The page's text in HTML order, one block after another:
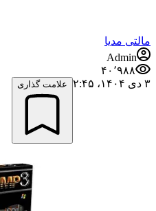
مالتی مدیا
Admin
۴۰٬۹۸۸
۳ دی ۱۴۰۴،‏ ۲:۴۵
علامت گذاری